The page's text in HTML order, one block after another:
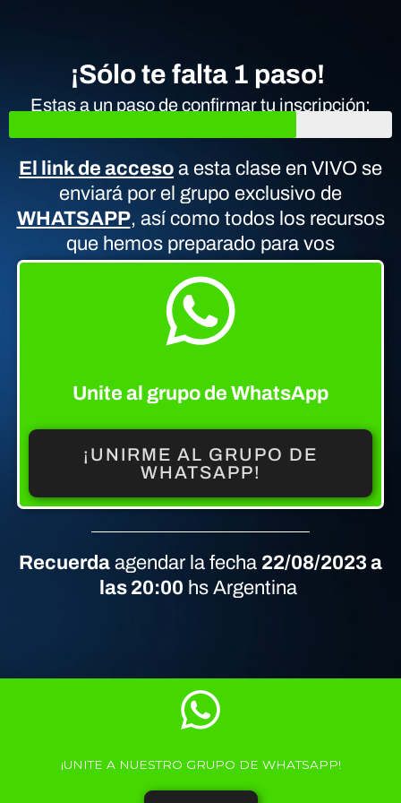
¡Sólo te falta 1 paso!
Estas a un paso de confirmar tu inscripción:
El link de acceso a esta clase en VIVO se
enviará por el grupo exclusivo de
WHATSAPP, así como todos los recursos
que hemos preparado para vos
Unite al grupo de WhatsApp
¡UNIRME AL GRUPO DE
WHATSAPP!
Recuerda agendar la fecha 22/08/2023 a
las 20:00 hs Argentina
¡UNITE A NUESTRO GRUPO DE WHATSAPP!